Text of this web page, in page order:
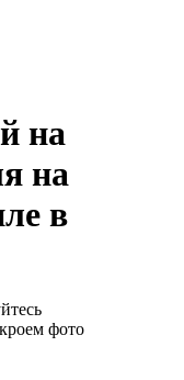
на
на
в
фото